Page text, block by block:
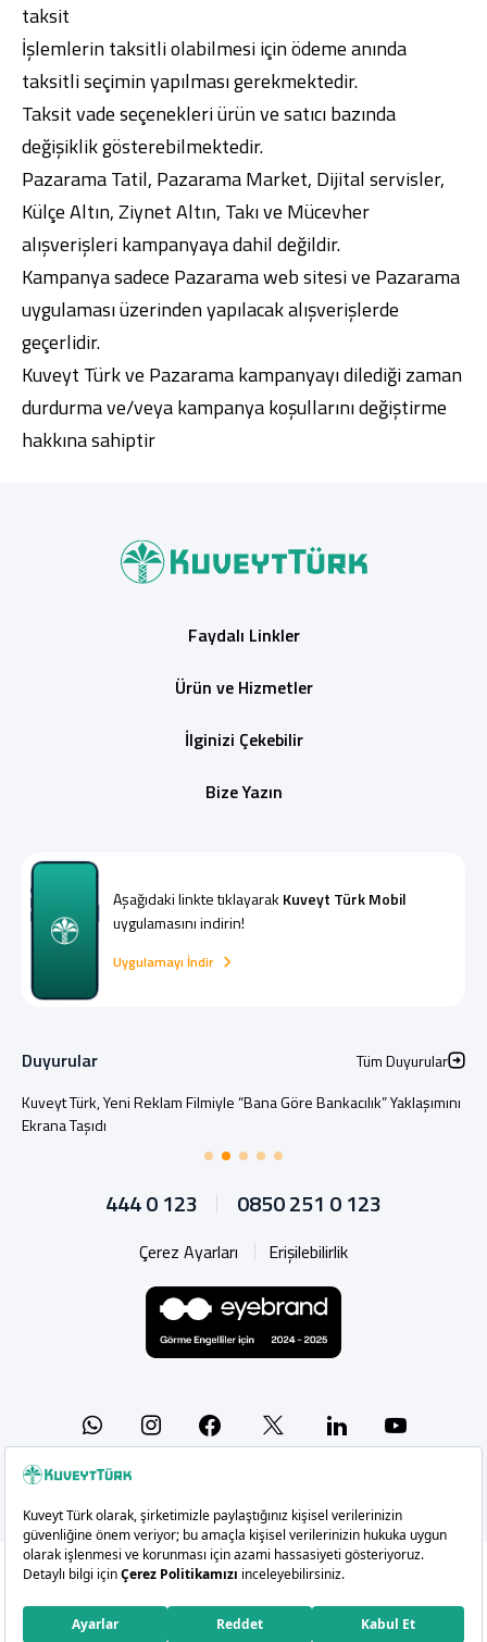
taksit
İşlemlerin taksitli olabilmesi için ödeme anında
taksitli seçimin yapılması gerekmektedir.
Taksit vade seçenekleri ürün ve satıcı bazında
değişiklik gösterebilmektedir.
Pazarama Tatil, Pazarama Market, Dijital servisler,
Külçe Altın, Ziynet Altın, Takı ve Mücevher
alışverişleri kampanyaya dahil değildir.
Kampanya sadece Pazarama web sitesi ve Pazarama
uygulaması üzerinden yapılacak alışverişlerde
geçerlidir.
Kuveyt Türk ve Pazarama kampanyayı dilediği zaman
durdurma ve/veya kampanya koşullarını değiştirme
hakkına sahiptir
Faydalı Linkler
Ürün ve Hizmetler
İlginizi Çekebilir
Bize Yazın
Aşağıdaki linkte tıklayarak Kuveyt Türk Mobil
uygulamasını indirin!
Uygulamayı İndir
Duyurular
Tüm Duyurular
Kuveyt Türk, Yeni Reklam Filmiyle “Bana Göre Bankacılık” Yaklaşımını
Ekrana Taşıdı
444 0 123 0850 251 0 123
Çerez Ayarları Erişilebilirlik
WhatsappInstagramFacebook Linkedin